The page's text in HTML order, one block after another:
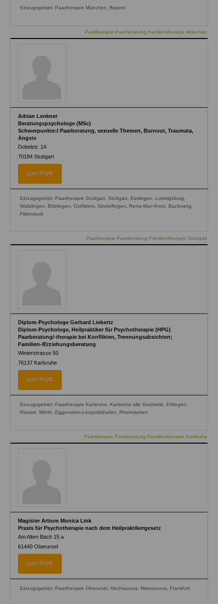
Einzugsgebiet: Paartherapie München, Bayern
Paartherapie Paarberatung Familientherapie München
Adrian Lenkner
Beratungspsychologe (MSc)
Schwerpunkte:l Paarberatung, sexuelle Themen, Burnout, Traumata,
Ängste
Dobelstr. 14
70184 Stuttgart
zum Profil
Einzugsgebiet: Paartherapie Stuttgart, Stuttgart, Esslingen, Ludwigsburg,
Waiblingen, Böblingen, Ostfildern, Sindelfingen, Rems-Murr-Kreis, Backnang,
Filderstadt
Paartherapie Paarberatung Familientherapie Stuttgart
Diplom-Psychologe Gerhard Liebertz
Diplom-Psychologe, Heilpraktiker für Psychotherapie (HPG)
Paarberatung/-therapie bei Konflikten, Trennungsabsichten;
Familien-/Erziehungsberatung
Winterstrasse 50
76137 Karlsruhe
zum Profil
Einzugsgebiet: Paartherapie Karlsruhe, Karlsruhe alle Stadtteile, Ettlingen,
Rastatt, Wörth, Eggenstein-Leopoldshafen, Rheinstetten
Paartherapie Paarberatung Familientherapie Karlsruhe
Magister Artium Monica Link
Praxis für Psychotherapie nach dem Heilpraktikergesetz
Am Alten Bach 15 a
61440 Oberursel
zum Profil
Einzugsgebiet: Paartherapie Oberursel, Hochtaunus, Maintaunus, Frankfurt